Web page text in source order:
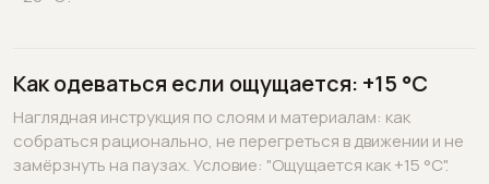
Как одеваться если ощущается: +15 °C
Наглядная инструкция по слоям и материалам: как
собраться рационально, не перегреться в движении и не
замёрзнуть на паузах. Условие: "Ощущается как +15 °C".